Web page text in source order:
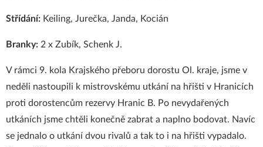
Střídání: Keiling, Jurečka, Janda, Kocián
Branky: 2 x Zubík, Schenk J.
V rámci 9. kola Krajského přeboru dorostu Ol. kraje, jsme v
neděli nastoupili k mistrovskému utkání na hřišti v Hranicích
proti dorostencům rezervy Hranic B. Po nevydařených
utkáních jsme chtěli konečně zabrat a naplno bodovat. Navíc
se jednalo o utkání dvou rivalů a tak to i na hřišti vypadalo.